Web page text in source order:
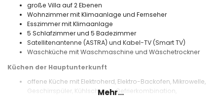
große Villa auf 2 Ebenen
Wohnzimmer mit Klimaanlage und Fernseher
Esszimmer mit Klimaanlage
5 Schlafzimmer und 5 Badezimmer
Satellitenantenne (ASTRA) und Kabel-TV (Smart TV)
Waschküche mit Waschmaschine und Wäschetrockner
Küchen der Hauptunterkunft
offene Küche mit Elektroherd, Elektro-Backofen, Mikrowelle,
Geschirrspüler, Kühlschrank-Gefrierkombination,
Mehr...